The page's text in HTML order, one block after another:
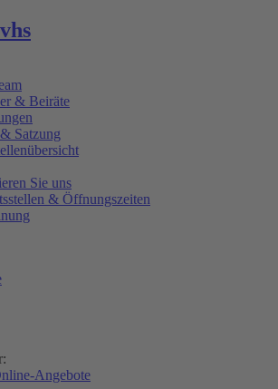
& Beiräte
Satzung
Sie uns
& Öffnungszeiten
Angebote